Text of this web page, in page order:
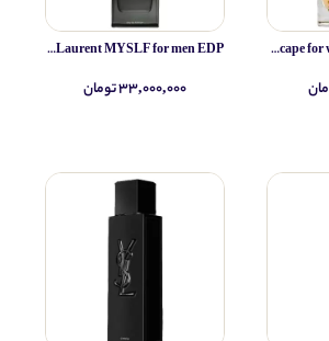
Simone Andreoli Tulum Junglescape for women and men EDP
Yves Saint Laurent MYSLF for men EDP
۳۳,۰۰۰,۰۰۰ تومان